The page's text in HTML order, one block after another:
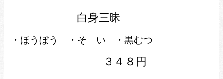
白身三昧
・ほうぼう ・そ い ・黒むつ
３４８円